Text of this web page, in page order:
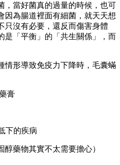
，當好菌真的過量的時候，也可
因為腸道裡面有細菌，就天天想
只沒有必要，還反而傷害身體
是「平衡」的「共生關係」，而
情形導致免疫力下降時，毛囊蟎
膏
下的疾病
醇藥物其實不太需要擔心）